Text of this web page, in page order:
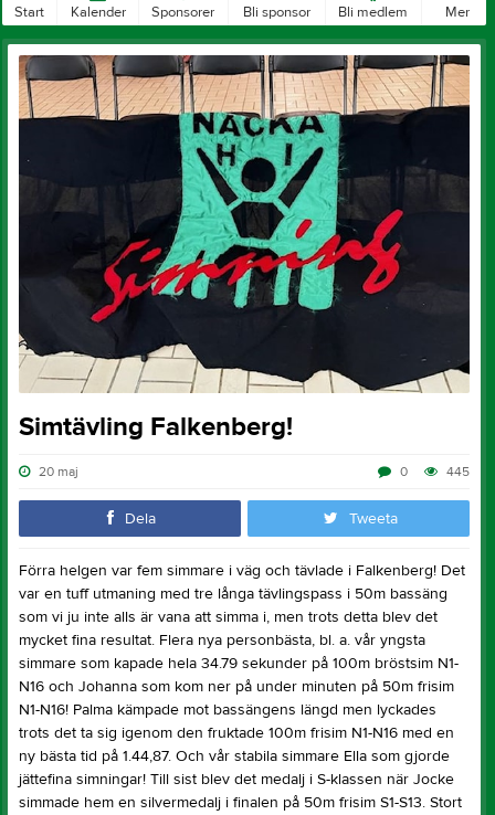
Start Kalender Sponsorer Bli sponsor Bli medlem Mer
Simtävling Falkenberg!
20 maj 445
0
Dela Tweeta
Förra helgen var fem simmare i väg och tävlade i Falkenberg! Det
var en tuff utmaning med tre långa tävlingspass i 50m bassäng
som vi ju inte alls är vana att simma i, men trots detta blev det
mycket fina resultat. Flera nya personbästa, bl. a. vår yngsta
simmare som kapade hela 34.79 sekunder på 100m bröstsim N1-
N16 och Johanna som kom ner på under minuten på 50m frisim
N1-N16! Palma kämpade mot bassängens längd men lyckades
trots det ta sig igenom den fruktade 100m frisim N1-N16 med en
ny bästa tid på 1.44,87. Och vår stabila simmare Ella som gjorde
jättefina simningar! Till sist blev det medalj i S-klassen när Jocke
simmade hem en silvermedalj i finalen på 50m frisim S1-S13. Stort